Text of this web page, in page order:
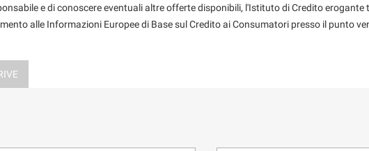
e di conoscere eventuali altre offerte disponibili, l'Istituto di Credito
alle Informazioni Europee di Base sul Credito ai Consumatori presso il punto